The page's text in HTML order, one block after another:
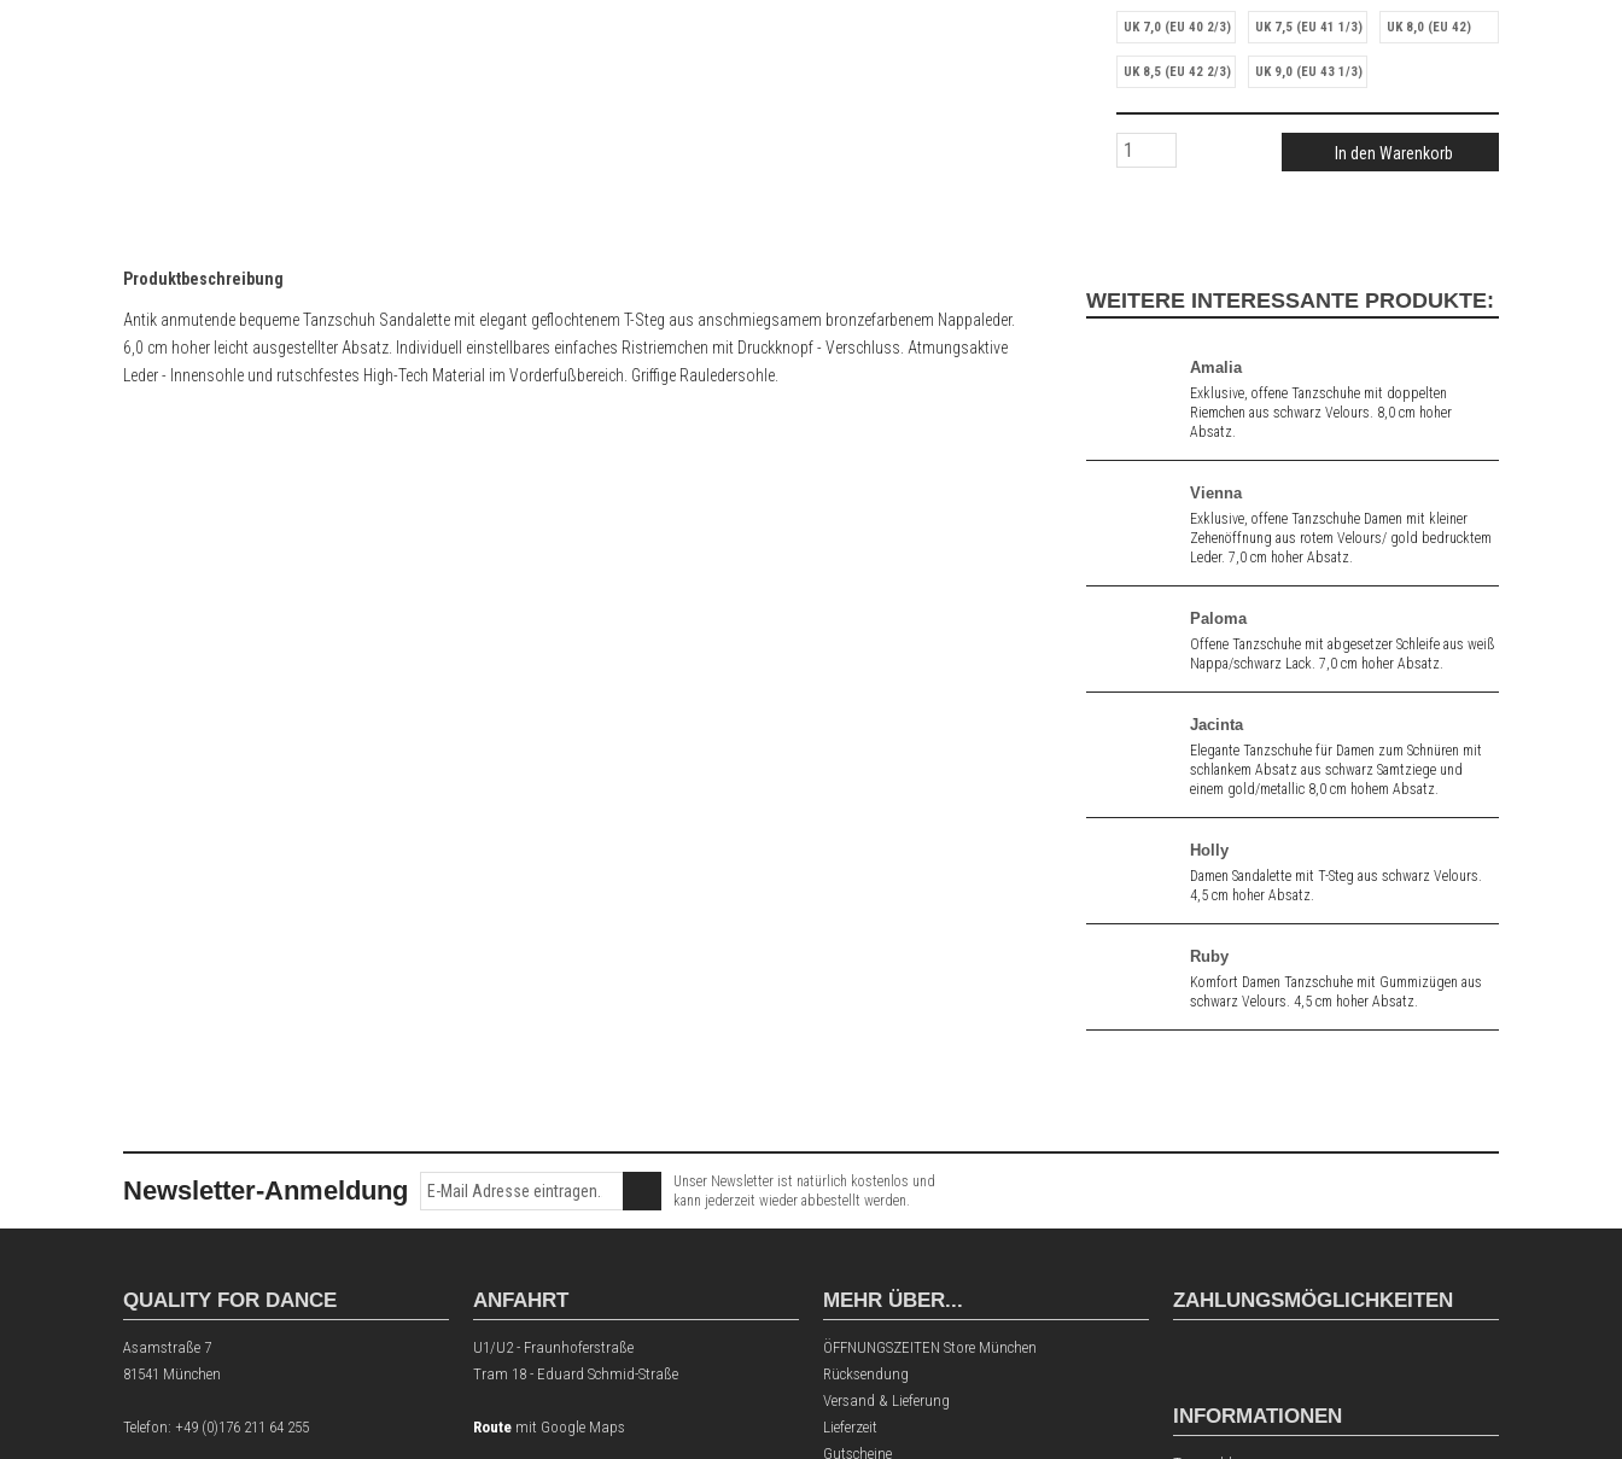
UK 7,0 (EU 40 2/3) UK 7,5 (EU 41 1/3) UK 8,0 (EU 42)
UK 8,5 (EU 42 2/3) UK 9,0 (EU 43 1/3)
In den Warenkorb
Produktbeschreibung
Antik anmutende bequeme Tanzschuh Sandalette mit elegant geflochtenem T-Steg aus anschmiegsamem bronzefarbenem Nappaleder.
6,0 cm hoher leicht ausgestellter Absatz. Individuell einstellbares einfaches Ristriemchen mit Druckknopf - Verschluss. Atmungsaktive
Leder - Innensohle und rutschfestes High-Tech Material im Vorderfußbereich. Griffige Rauledersohle.
WEITERE INTERESSANTE PRODUKTE:
Amalia
Exklusive, offene Tanzschuhe mit doppelten
Riemchen aus schwarz Velours. 8,0 cm hoher
Absatz.
Vienna
Exklusive, offene Tanzschuhe Damen mit kleiner
Zehenöffnung aus rotem Velours/ gold bedrucktem
Leder. 7,0 cm hoher Absatz.
Paloma
Offene Tanzschuhe mit abgesetzer Schleife aus weiß
Nappa/schwarz Lack. 7,0 cm hoher Absatz.
Jacinta
Elegante Tanzschuhe für Damen zum Schnüren mit
schlankem Absatz aus schwarz Samtziege und
einem gold/metallic 8,0 cm hohem Absatz.
Holly
Damen Sandalette mit T-Steg aus schwarz Velours.
4,5 cm hoher Absatz.
Ruby
Komfort Damen Tanzschuhe mit Gummizügen aus
schwarz Velours. 4,5 cm hoher Absatz.
Newsletter-Anmeldung
Unser Newsletter ist natürlich kostenlos und
kann jederzeit wieder abbestellt werden.
QUALITY FOR DANCE
Asamstraße 7
81541 München
Telefon: +49 (0)176 211 64 255
ANFAHRT
U1/U2 - Fraunhoferstraße
Tram 18 - Eduard Schmid-Straße
Route mit Google Maps
MEHR ÜBER...
ÖFFNUNGSZEITEN Store München
Rücksendung
Versand & Lieferung
Lieferzeit
Gutscheine
ZAHLUNGSMÖGLICHKEITEN
INFORMATIONEN